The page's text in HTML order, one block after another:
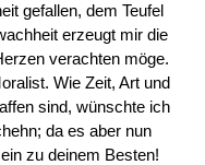
gefallen, dem Teufel
erzeugt mir die
verachten möge.
Wie Zeit, Art und
sind, wünschte ich
da es aber nun
zu deinem Besten!